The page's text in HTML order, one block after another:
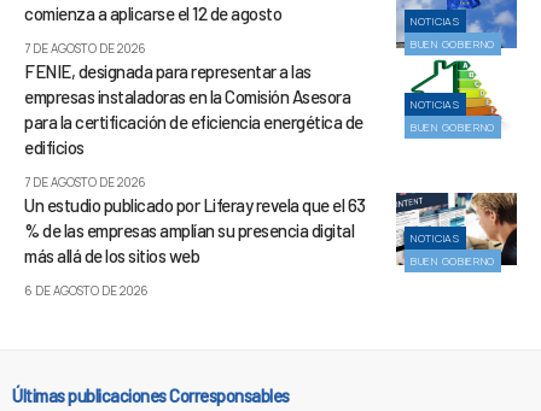
NOTICIAS
BUEN GOBIERNO
comienza a aplicarse el 12 de agosto
7 DE AGOSTO DE 2026
NOTICIAS
BUEN GOBIERNO
FENIE, designada para representar a las
empresas instaladoras en la Comisión Asesora
para la certificación de eficiencia energética de
edificios
7 DE AGOSTO DE 2026
NOTICIAS
BUEN GOBIERNO
Un estudio publicado por Liferay revela que el 63
% de las empresas amplían su presencia digital
más allá de los sitios web
6 DE AGOSTO DE 2026
Últimas publicaciones Corresponsables